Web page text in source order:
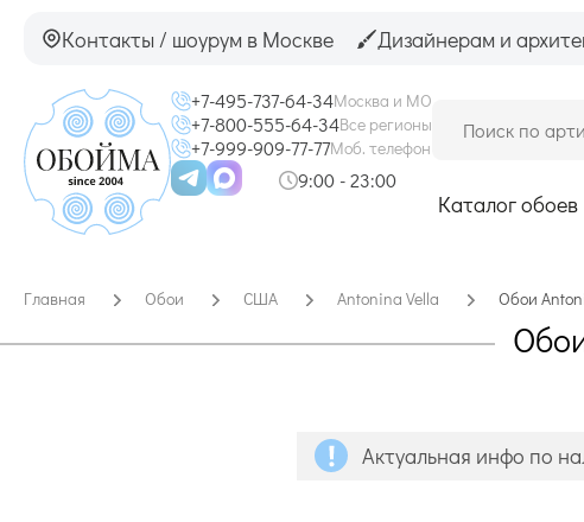
Контакты / шоурум в Москве Дизайнерам и
+7-495-737-64-34Москва и МО
+7-800-555-64-34Все регионы
+7-999-909-77-77Моб. телефон
9:00 - 23:00
Каталог обоев
Главная Обои США Antonina Vella Обои
Актуальная инфо по